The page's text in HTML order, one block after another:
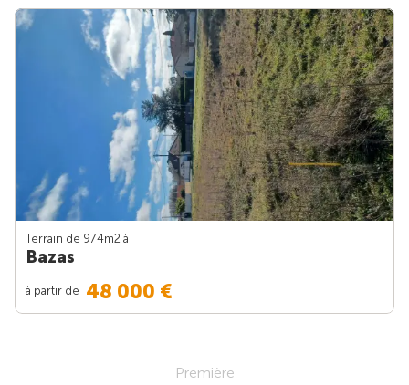
Terrain de 974m2 à
Bazas
à partir de 48 000 €
Première